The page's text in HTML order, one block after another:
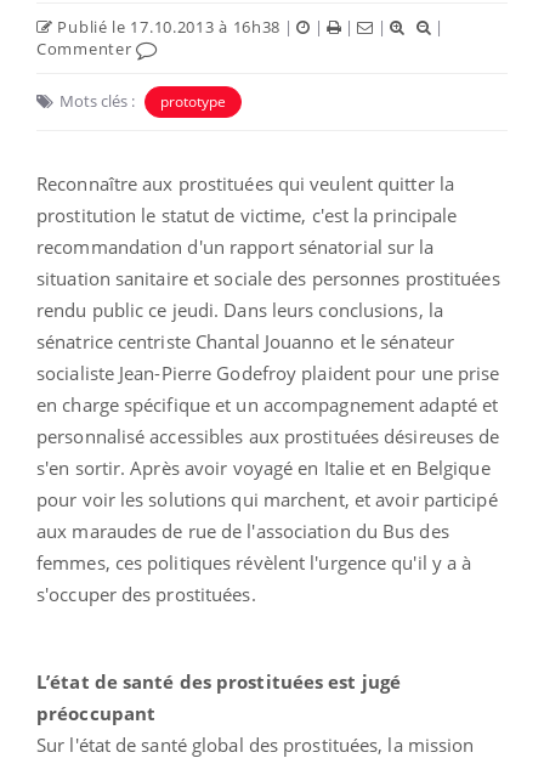
Publié le 17.10.2013 à 16h38 | | | |
|
Commenter
Mots clés : prototype
Reconnaître aux prostituées qui veulent quitter la
prostitution le statut de victime, c'est la principale
recommandation d'un rapport sénatorial sur la
situation sanitaire et sociale des personnes prostituées
rendu public ce jeudi. Dans leurs conclusions, la
sénatrice centriste Chantal Jouanno et le sénateur
socialiste Jean-Pierre Godefroy plaident pour une prise
en charge spécifique et un accompagnement adapté et
personnalisé accessibles aux prostituées désireuses de
s'en sortir. Après avoir voyagé en Italie et en Belgique
pour voir les solutions qui marchent, et avoir participé
aux maraudes de rue de l'association du Bus des
femmes, ces politiques révèlent l'urgence qu'il y a à
s'occuper des prostituées.
L’état de santé des prostituées est jugé
préoccupant
Sur l'état de santé global des prostituées, la mission